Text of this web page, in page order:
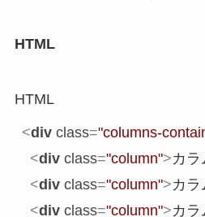
HTML
HTML
<div class="columns-
<div class="column">カラ
<div class="column">カラ
<div class="column">カラ